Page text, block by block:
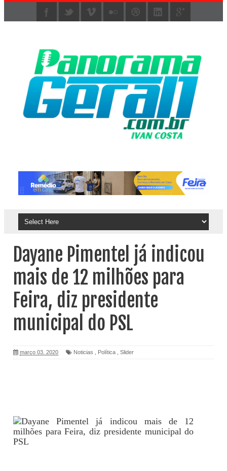
Dayane Pimentel já indicou
mais de 12 milhões para
Feira, diz presidente
municipal do PSL
março 03, 2020 Noticias Política Slider